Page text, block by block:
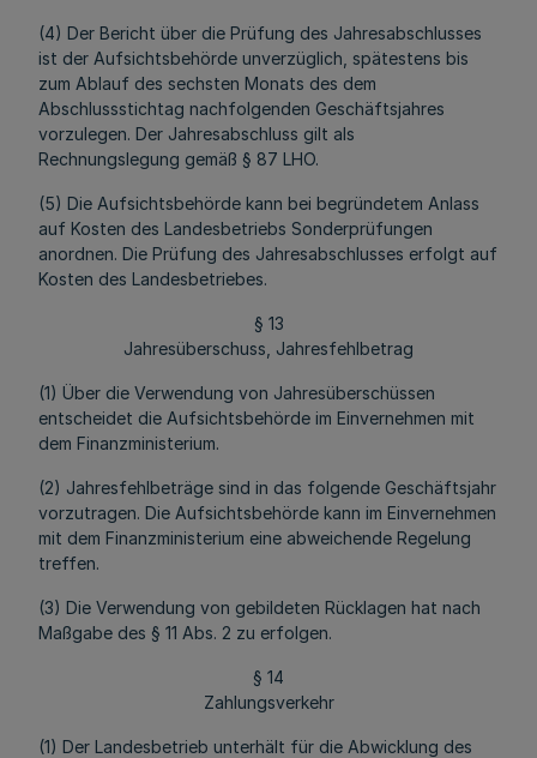
(4) Der Bericht über die Prüfung des Jahresabschlusses
ist der Aufsichtsbehörde unverzüglich, spätestens bis
zum Ablauf des sechsten Monats des dem
Abschlussstichtag nachfolgenden Geschäftsjahres
vorzulegen. Der Jahresabschluss gilt als
Rechnungslegung gemäß § 87 LHO.
(5) Die Aufsichtsbehörde kann bei begründetem Anlass
auf Kosten des Landesbetriebs Sonderprüfungen
anordnen. Die Prüfung des Jahresabschlusses erfolgt auf
Kosten des Landesbetriebes.
§ 13
Jahresüberschuss, Jahresfehlbetrag
(1) Über die Verwendung von Jahresüberschüssen
entscheidet die Aufsichtsbehörde im Einvernehmen mit
dem Finanzministerium.
(2) Jahresfehlbeträge sind in das folgende Geschäftsjahr
vorzutragen. Die Aufsichtsbehörde kann im Einvernehmen
mit dem Finanzministerium eine abweichende Regelung
treffen.
(3) Die Verwendung von gebildeten Rücklagen hat nach
Maßgabe des § 11 Abs. 2 zu erfolgen.
§ 14
Zahlungsverkehr
(1) Der Landesbetrieb unterhält für die Abwicklung des